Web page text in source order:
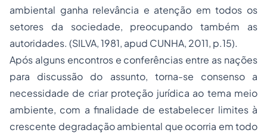
ambiental ganha relevância e atenção em todos os
setores da sociedade, preocupando também as
autoridades. (SILVA, 1981, apud CUNHA, 2011, p.15).
Após alguns encontros e conferências entre as nações
para discussão do assunto, torna-se consenso a
necessidade de criar proteção jurídica ao tema meio
ambiente, com a finalidade de estabelecer limites à
crescente degradação ambiental que ocorria em todo